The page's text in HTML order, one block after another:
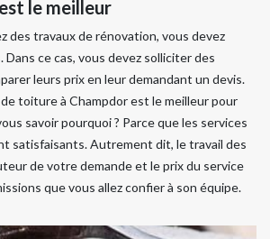
le meilleur
des travaux de rénovation, vous devez
Dans ce cas, vous devez solliciter des
leurs prix en leur demandant un devis.
toiture à Champdor est le meilleur pour
savoir pourquoi ? Parce que les services
satisfaisants. Autrement dit, le travail des
de votre demande et le prix du service
que vous allez confier à son équipe.